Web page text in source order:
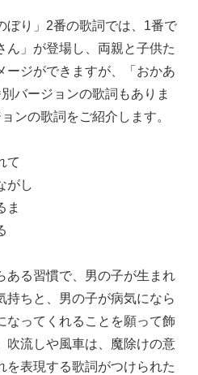
ぼり」2番の歌詞では、1番で
ん」が登場し、両親と子供た
ージができますが、「おかあ
バージョンの歌詞もありま
ンの歌詞をご紹介します。
て
がし
ま
ある習慣で、男の子が生まれ
持ちと、男の子が病気になら
なってくれることを願って飾
吹流しや風車は、魔除けの意
を表現する歌詞がつけられた